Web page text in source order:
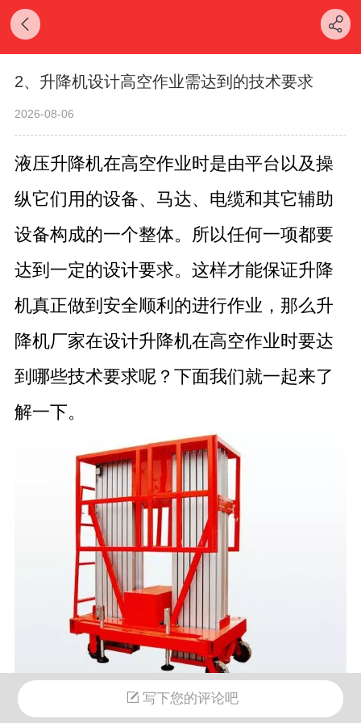
2、升降机设计高空作业需达到的技术要求
2026-08-06
液压升降机在高空作业时是由平台以及操
纵它们用的设备、马达、电缆和其它辅助
设备构成的一个整体。所以任何一项都要
达到一定的设计要求。这样才能保证升降
机真正做到安全顺利的进行作业，那么升
降机厂家在设计升降机在高空作业时要达
到哪些技术要求呢？下面我们就一起来了
解一下。
写下您的评论吧